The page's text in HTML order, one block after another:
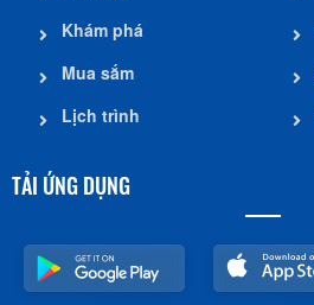
Khám phá
Mua sắm
Lịch trình
TẢI ỨNG DỤNG